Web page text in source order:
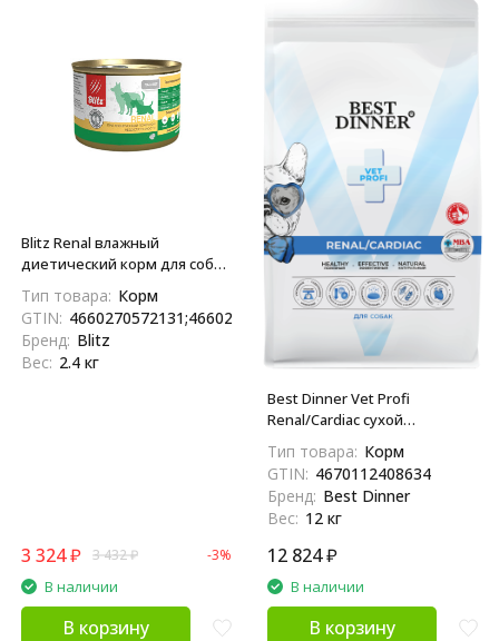
Blitz Renal влажный
диетический корм для собак
недостаточности, в
консервах - 200 г х 12 шт
Тип товара: Корм
GTIN: 4660270572131;4660270573336
Бренд: Blitz
Вес: 2.4 кг
3 324₽ 3 432₽ -3%
В наличии
В корзину
Best Dinner Vet Profi
Renal/Cardiac сухой
взрослых собак всех пород
при острой или хронической
болезни почек и
заболеваниях сердца - 12 кг
Тип товара: Корм
GTIN: 4670112408634
Бренд: Best Dinner
Вес: 12 кг
12 824₽
В наличии
В корзину